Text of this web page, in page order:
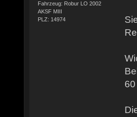
Fahrzeug: Robur LO 2002
AKSF MIII
PLZ: 14974